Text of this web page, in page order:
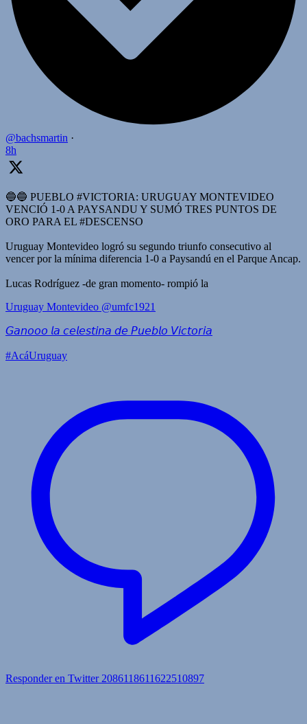
@bachsmartin ·
8h
🔵🔵 PUEBLO #VICTORIA: URUGUAY MONTEVIDEO
VENCIÓ 1-0 A PAYSANDU Y SUMÓ TRES PUNTOS DE
ORO PARA EL #DESCENSO
Uruguay Montevideo logró su segundo triunfo consecutivo al
vencer por la mínima diferencia 1-0 a Paysandú en el Parque Ancap.
Lucas Rodríguez -de gran momento- rompió la
Uruguay Montevideo @umfc1921
𝘎𝘢𝘯𝘰𝘰𝘰 𝘭𝘢 𝘤𝘦𝘭𝘦𝘴𝘵𝘪𝘯𝘢 𝘥𝘦 𝘗𝘶𝘦𝘣𝘭𝘰 𝘝𝘪𝘤𝘵𝘰𝘳𝘪𝘢
#AcáUruguay
Responder en Twitter 2086118611622510897